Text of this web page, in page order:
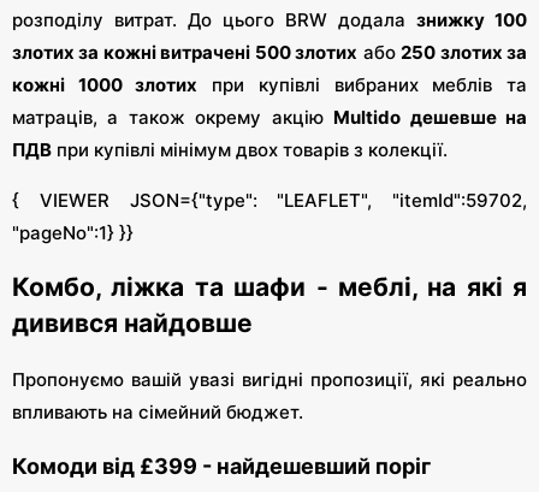
розподілу витрат. До цього BRW додала знижку 100
злотих за кожні витрачені 500 злотих або 250 злотих за
кожні 1000 злотих при купівлі вибраних меблів та
матраців, а також окрему акцію Multido дешевше на
ПДВ при купівлі мінімум двох товарів з колекції.
{ VIEWER JSON={"type": "LEAFLET", "itemId":59702,
"pageNo":1} }}
Комбо, ліжка та шафи - меблі, на які я
дивився найдовше
Пропонуємо вашій увазі вигідні пропозиції, які реально
впливають на сімейний бюджет.
Комоди від £399 - найдешевший поріг